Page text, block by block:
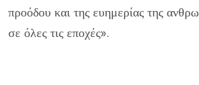
προόδου και της ευημερίας της
σε όλες τις εποχές».